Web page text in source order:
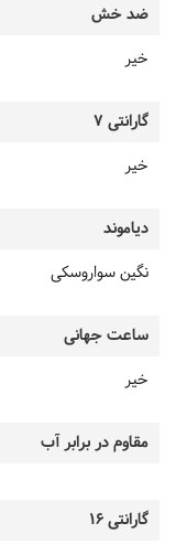
ضد خش
خیر
گارانتی 7
خیر
دیاموند
نگین سواروسکی
ساعت جهانی
خیر
مقاوم در برابر آب
گارانتی 16